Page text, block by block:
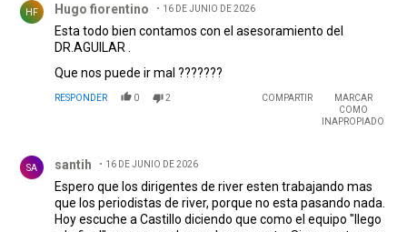
HF Hugo fiorentino 16 DE JUNIO DE 2026
Esta todo bien contamos con el asesoramiento del
DR.AGUILAR .
Que nos puede ir mal ???????
RESPONDER 0 2 COMPARTIR
MARCAR
COMO
INAPROPIADO
SA santih 16 DE JUNIO DE 2026
Espero que los dirigentes de river esten trabajando mas
que los periodistas de river, porque no esta pasando nada.
Hoy escuche a Castillo diciendo que como el equipo "llego